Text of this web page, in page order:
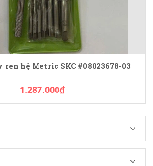
ren hệ Metric SKC #08023678-03
1.287.000₫